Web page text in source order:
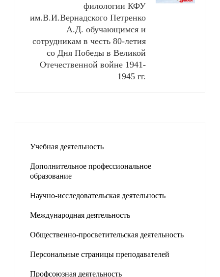
филологии КФУ
им.В.И.Вернадского Петренко
А.Д. обучающимся и
сотрудникам в честь 80-летия
со Дня Победы в Великой
Отечественной войне 1941-
1945 гг.
Учебная деятельность
Дополнительное профессиональное
образование
Научно-исследовательская деятельность
Международная деятельность
Общественно-просветительская деятельность
Персональные страницы преподавателей
Профсоюзная деятельность